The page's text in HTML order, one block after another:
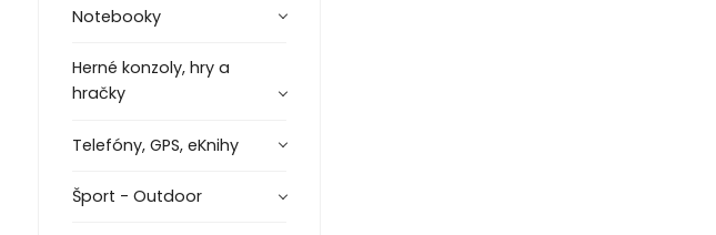
Notebooky
Herné konzoly, hry a
hračky
Telefóny, GPS, eKnihy
Šport - Outdoor